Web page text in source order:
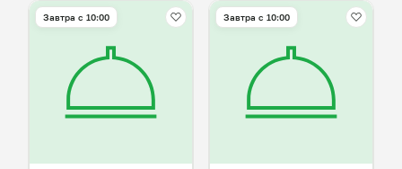
Завтра c 10:00 Завтра c 10:00